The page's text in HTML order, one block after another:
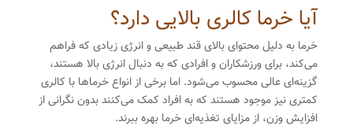
آیا خرما کالری بالایی دارد؟
خرما به دلیل محتوای بالای قند طبیعی و انرژی زیادی که فراهم
می‌کند، برای ورزشکاران و افرادی که به دنبال انرژی بالا هستند،
گزینه‌ای عالی محسوب می‌شود. اما برخی از انواع خرماها با کالری
کمتری نیز موجود هستند که به افراد کمک می‌کنند بدون نگرانی از
افزایش وزن، از مزایای تغذیه‌ای خرما بهره ببرند.